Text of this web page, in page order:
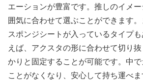
エーションが豊富です。推しのイメ
囲気に合わせて選ぶことができます
スポンジシートが入っているタイプ
えば、アクスタの形に合わせて切り
かりと固定することが可能です。中で
ことがなくなり、安心して持ち運べま